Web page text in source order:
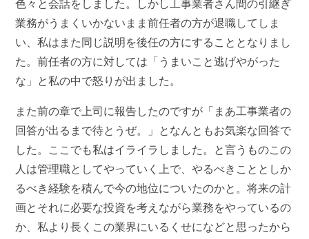
色々と会話をしました。しかし工事業者さん間の引継ぎ
業務がうまくいかないまま前任者の方が退職してしま
い、私はまた同じ説明を後任の方にすることとなりまし
た。前任者の方に対しては「うまいこと逃げやがった
な」と私の中で怒りが出ました。
また前の章で上司に報告したのですが「まあ工事業者の
回答が出るまで待とうぜ。」となんともお気楽な回答で
した。ここでも私はイライラしました。と言うものこの
人は管理職としてやっていく上で、やるべきこととしか
るべき経験を積んで今の地位についたのかと。将来の計
画とそれに必要な投資を考えながら業務をやっているの
か、私より長くこの業界にいるくせになどと思ったから